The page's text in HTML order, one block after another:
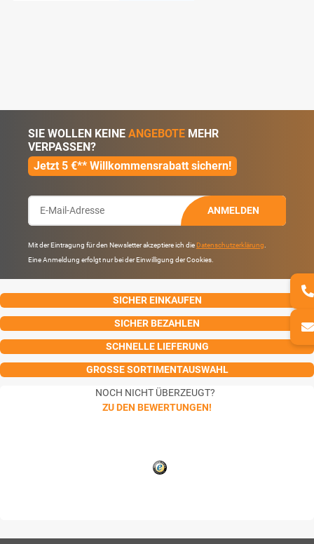
SIE WOLLEN KEINE ANGEBOTE MEHR
VERPASSEN?
Jetzt 5 €** Willkommensrabatt sichern!
ANMELDEN
Mit der Eintragung für den Newsletter akzeptiere ich die Datenschutzerklärung
Eine Anmeldung erfolgt nur bei der Einwilligung der Cookies.
SICHER EINKAUFEN
SICHER BEZAHLEN
SCHNELLE LIEFERUNG
GROSSE SORTIMENTAUSWAHL
NOCH NICHT ÜBERZEUGT?
ZU DEN BEWERTUNGEN!